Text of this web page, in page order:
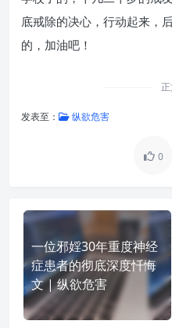
底戒除的决心，行动起来，
的，加油吧！
发表至： 纵欲危害
0
一位邪婬30年重度神经
症患者的彻底深度忏悔
文 | 纵欲危害